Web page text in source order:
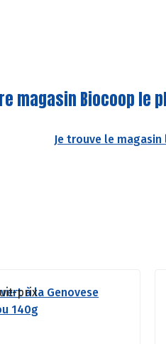
magasin Biocoop le
Je trouve le